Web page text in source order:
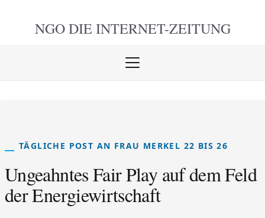
NGO DIE INTERNET-ZEITUNG
Menü
TÄGLICHE POST AN FRAU MERKEL 22 BIS 26
Ungeahntes Fair Play auf dem Feld
der Energiewirtschaft